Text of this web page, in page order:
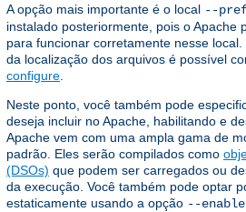
A opção mais importante é o local --
instalado posteriormente, pois o Apache
para funcionar corretamente nesse
da localização dos arquivos é possível
configure
Neste ponto, você também pode
deseja incluir no Apache, habilitando e
Apache vem com uma ampla gama de
padrão. Eles serão compilados como
(DSOs) que podem ser carregados ou
da execução. Você também pode optar
estaticamente usando a opção --